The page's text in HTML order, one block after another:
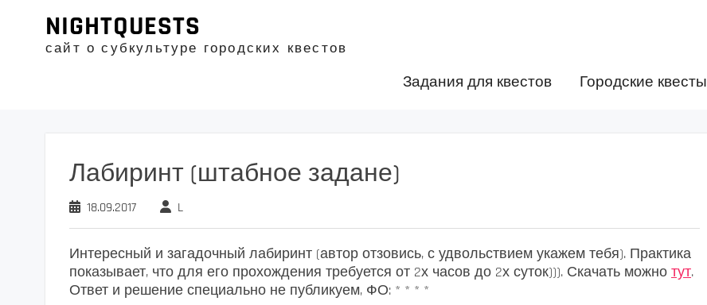
содержимому
NIGHTQUESTS
сайт о субкультуре городских квестов
Задания для квестов Городские квесты
Лабиринт (штабное задане)
18.09.2017 L
Интересный и загадочный лабиринт (автор отзовись, с удвольствием укажем тебя). Практика
показывает, что для его прохождения требуется от 2х часов до 2х суток))). Скачать можно тут.
Ответ и решение специально не публикуем, ФО: * * * *